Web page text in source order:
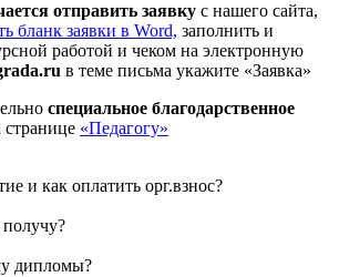
отправить заявку с нашего сайта,
бланк заявки в Word, заполнить и
работой и чеком на электронную
в теме письма укажите «Заявка»
специальное благодарственное
странице «Педагогу»
и как оплатить орг.взнос?
дипломы?